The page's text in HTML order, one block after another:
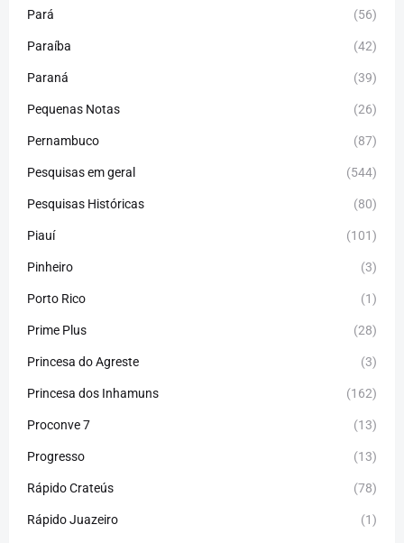
Pará (56)
Paraíba (42)
Paraná (39)
Pequenas Notas (26)
Pernambuco (87)
Pesquisas em geral (544)
Pesquisas Históricas (80)
Piauí (101)
Pinheiro (3)
Porto Rico (1)
Prime Plus (28)
Princesa do Agreste (3)
Princesa dos Inhamuns (162)
Proconve 7 (13)
Progresso (13)
Rápido Crateús (78)
Rápido Juazeiro (1)